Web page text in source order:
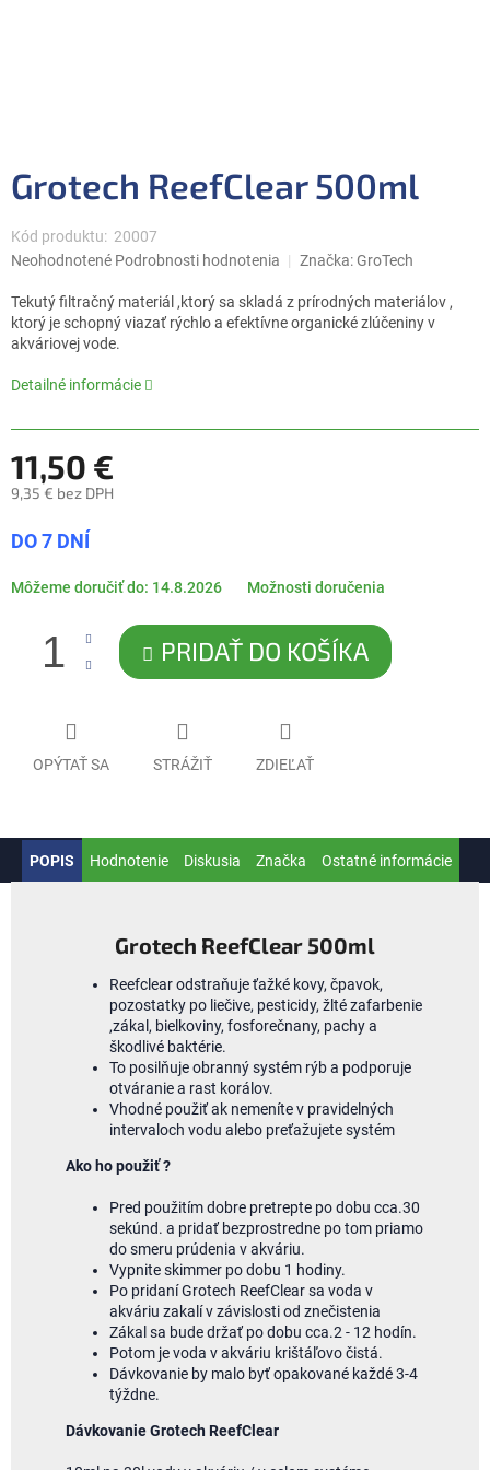
Grotech ReefClear 500ml
Kód produktu: 20007
Priemerné
produktu
je
0,0
5
Neohodnotené Podrobnosti hodnotenia Značka: GroTech
Tekutý filtračný materiál ,ktorý sa skladá z prírodných materiálov ,
ktorý je schopný viazať rýchlo a efektívne organické zlúčeniny v
akváriovej vode.
Detailné informácie
11,50 €
9,35 € bez DPH
cena:
DO 7 DNÍ
Môžeme doručiť do: 14.8.2026 Možnosti doručenia
PRIDAŤ DO KOŠÍKA
OPÝTAŤ SA STRÁŽIŤ ZDIEĽAŤ
POPIS Hodnotenie Diskusia Značka Ostatné informácie
Grotech ReefClear 500ml
Reefclear odstraňuje ťažké kovy, čpavok,
pozostatky po liečive, pesticidy, žlté zafarbenie
,zákal, bielkoviny, fosforečnany, pachy a
škodlivé baktérie.
To posilňuje obranný systém rýb a podporuje
otváranie a rast korálov.
Vhodné použiť ak nemeníte v pravidelných
intervaloch vodu alebo preťažujete systém
Ako ho použiť ?
Pred použitímdobre pretrepte po dobu cca.30
sekúnd. a pridať bezprostredne po tom priamo
dosmeru prúdenia v akváriu.
Vypniteskimmer po dobu 1 hodiny.
Po pridaní Grotech ReefClear sa voda v
akváriu zakalí v závislosti od znečistenia
Zákal sa bude držať po dobu cca.2 - 12 hodín.
Potom je voda vakváriu krištáľovočistá.
Dávkovanie by malo byť opakované každé3-4
týždne.
Dávkovanie Grotech ReefClear